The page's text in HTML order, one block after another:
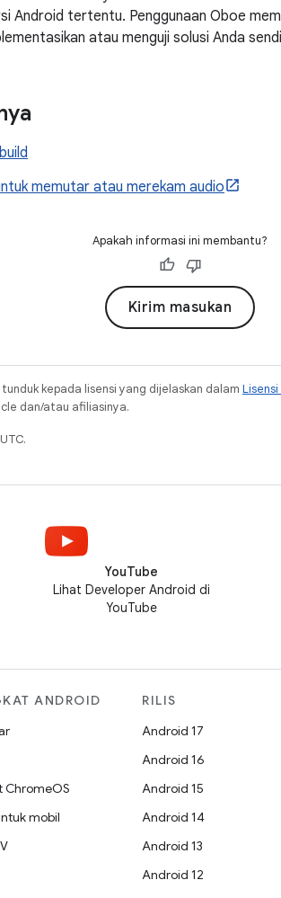
Android tertentu. Penggunaan Oboe
atau menguji solusi Anda
memutar atau merekam audio
Apakah informasi ini membantu?
Kirim masukan
kepada lisensi yang dijelaskan dalam
dan/atau afiliasinya.
YouTube
Lihat Developer Android di
YouTube
ANDROID
ChromeOS
mobil
RILIS
Android 17
Android 16
Android 15
Android 14
Android 13
Android 12